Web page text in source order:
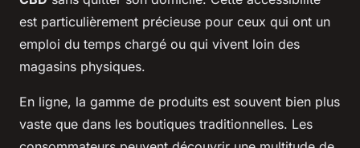
est particulièrement précieuse pour ceux qui ont un
emploi du temps chargé ou qui vivent loin des
magasins physiques.
En ligne, la gamme de produits est souvent bien plus
vaste que dans les boutiques traditionnelles. Les